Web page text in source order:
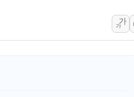
李대통령 "결혼 때
여수 오동도 인근 해
가
가